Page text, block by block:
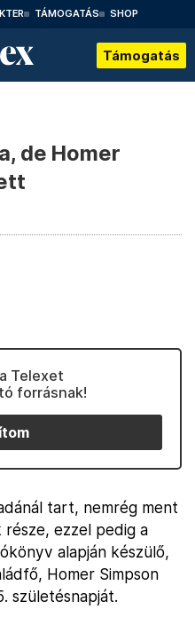
TÁMOGATÁS SHOP
Támogatás
de Homer
Telexet
forrásnak!
tart, nemrég ment
ezzel pedig a
alapján készülő,
Homer Simpson
születésnapját.